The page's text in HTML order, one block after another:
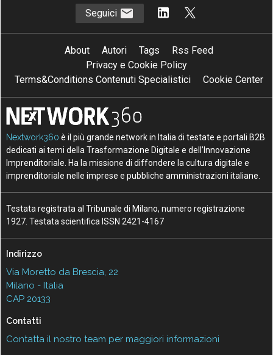
Seguici
About Autori Tags
Rss Feed
Privacy e Cookie Policy
Terms&Conditions Contenuti Specialistici
Cookie Center
Nextwork360 è il più grande network in Italia di testate e portali B2B
dedicati ai temi della Trasformazione Digitale e dell’Innovazione
Imprenditoriale. Ha la missione di diffondere la cultura digitale e
imprenditoriale nelle imprese e pubbliche amministrazioni italiane.
Testata registrata al Tribunale di Milano, numero registrazione
1927. Testata scientifica ISSN 2421-4167
Indirizzo
Via Moretto da Brescia, 22
Milano - Italia
CAP 20133
Contatti
Contatta il nostro team per maggiori informazioni